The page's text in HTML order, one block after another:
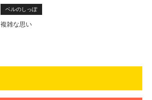
ベルのしっぽ
複雑な思い